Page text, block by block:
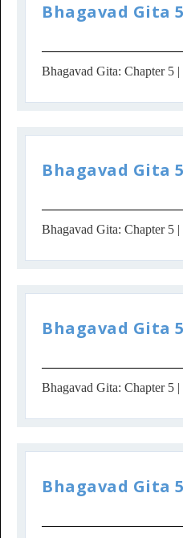
Bhagavad Gita
Bhagavad Gita: Chapter 5
Bhagavad Gita
Bhagavad Gita: Chapter 5
Bhagavad Gita
Bhagavad Gita: Chapter 5
Bhagavad Gita